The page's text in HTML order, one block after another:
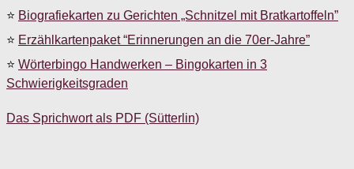
⭐ Biografiekarten zu Gerichten „Schnitzel mit Bratkartoffeln”
⭐ Erzählkartenpaket “Erinnerungen an die 70er-Jahre”
⭐ Wörterbingo Handwerken – Bingokarten in 3
Schwierigkeitsgraden
Das Sprichwort als PDF (Sütterlin)